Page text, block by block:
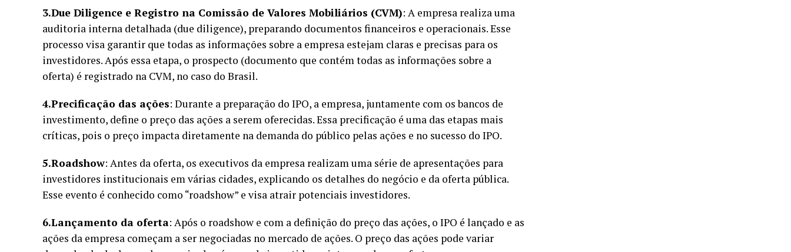
3.Due Diligence e Registro na Comissão de Valores Mobiliários (CVM): A empresa realiza uma
auditoria interna detalhada (due diligence), preparando documentos financeiros e operacionais. Esse
processo visa garantir que todas as informações sobre a empresa estejam claras e precisas para os
investidores. Após essa etapa, o prospecto (documento que contém todas as informações sobre a
oferta) é registrado na CVM, no caso do Brasil.
4.Precificação das ações: Durante a preparação do IPO, a empresa, juntamente com os bancos de
investimento, define o preço das ações a serem oferecidas. Essa precificação é uma das etapas mais
críticas, pois o preço impacta diretamente na demanda do público pelas ações e no sucesso do IPO.
5.Roadshow: Antes da oferta, os executivos da empresa realizam uma série de apresentações para
investidores institucionais em várias cidades, explicando os detalhes do negócio e da oferta pública.
Esse evento é conhecido como “roadshow” e visa atrair potenciais investidores.
6.Lançamento da oferta: Após o roadshow e com a definição do preço das ações, o IPO é lançado e as
ações da empresa começam a ser negociadas no mercado de ações. O preço das ações pode variar